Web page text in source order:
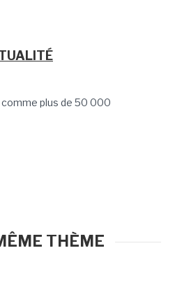
plus de 50 000
THÈME